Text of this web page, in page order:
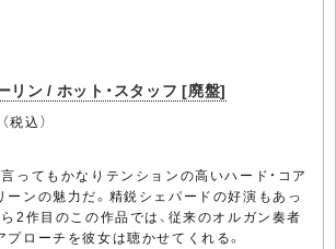
リン / ホット・スタッフ [廃盤]
込）
ってもかなりテンションの高いハード・コア
ーンの魅力だ。精鋭シェパードの好演もあっ
2作目のこの作品では、従来のオルガン奏者
ローチを彼女は聴かせてくれる。